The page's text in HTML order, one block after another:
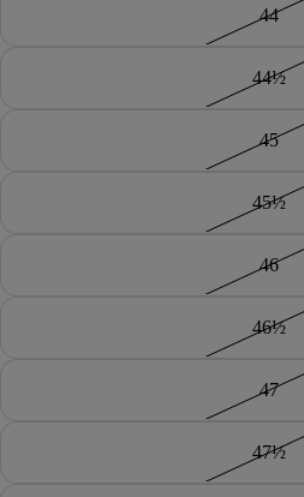
44
44½
45
45½
46
46½
47
47½